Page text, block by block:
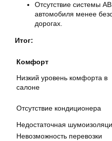
Отсутствие системы
автомобиля менее
дорогах.
Итог:
Комфорт
Низкий уровень комфорта в
салоне
Отсутствие кондиционера
Недостаточная
Невозможность перевозки